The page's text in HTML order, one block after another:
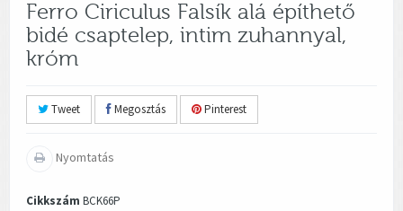
Ferro Ciriculus Falsík alá építhető
bidé csaptelep, intim zuhannyal,
króm
Tweet Megosztás Pinterest
Nyomtatás
Cikkszám BCK66P